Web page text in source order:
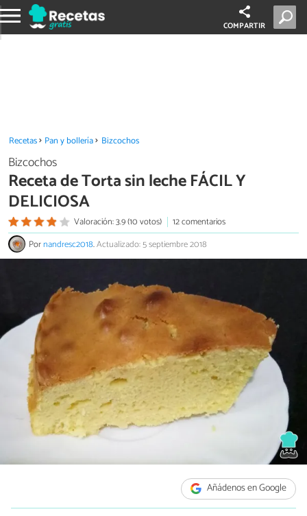
COMPARTIR
Recetas Pan y bollería Bizcochos
Bizcochos
Receta de Torta sin leche FÁCIL Y
DELICIOSA
Valoración: 3.9 (10 votos)
12 comentarios
Pornandresc2018.Actualizado: 5 septiembre 2018
Añádenos en Google